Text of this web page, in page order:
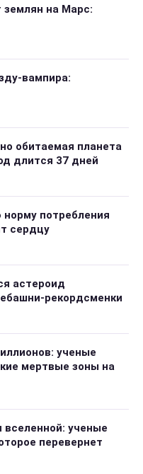
землян на Марс:
вампира:
обитаемая планета
длится 37 дней
потребления
сердцу
астероид
рекордсменки
ученые
мертвые зоны на
вселенной: ученые
перевернет